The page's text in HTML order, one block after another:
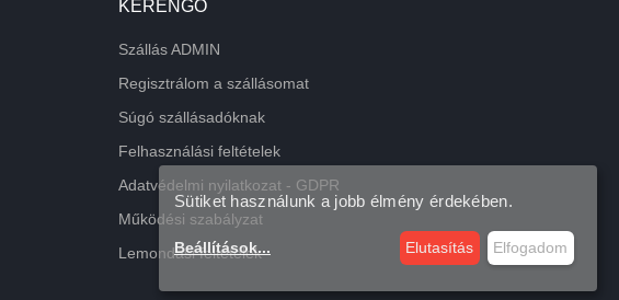
KERENGŐ
Szállás ADMIN
Regisztrálom a szállásomat
Súgó szállásadóknak
Felhasználási feltételek
Adatvédelmi nyilatkozat - GDPR
Működési szabályzat
Lemondási feltételek
Sütiket használunk a jobb élmény érdekében.
Beállítások... Elutasítás Elfogadom